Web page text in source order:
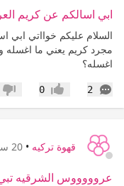
ابي اسالكم عن كريم
السلام عليكم خوااتي
مجرد كريم يعني ما اغسله
اغسله؟
2
التعليقات إعجاب0 عدم
قهوة تركيه • 20 سنة
عروووووس الشرقيه